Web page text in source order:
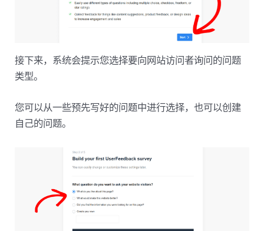
接下来，系统会提示您选择要向网站访问者询问的问题
类型。
您可以从一些预先写好的问题中进行选择，也可以创建
自己的问题。